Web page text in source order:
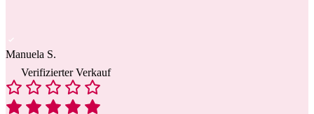
Manuela S.
Verifizierter Verkauf